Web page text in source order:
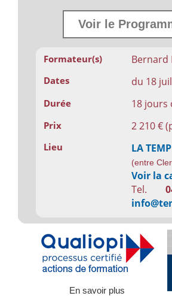
Voir le
Formateur(s) Bernard
Dates du 18
Durée 18 jours
Prix 2 210 €
Lieu LA
(entre
Voir la
Tel.
En savoir plus